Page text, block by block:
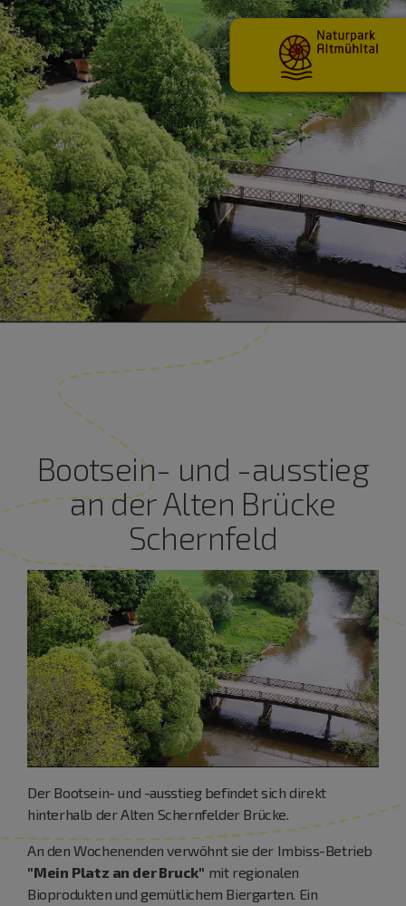
Bootsein- und -ausstieg
an der Alten Brücke
Schernfeld
Der Bootsein- und -ausstieg befindet sich direkt
hinterhalb der Alten Schernfelder Brücke.
An den Wochenenden verwöhnt sie der Imbiss-Betrieb
"Mein Platz an der Bruck" mit regionalen
Bioprodukten und gemütlichem Biergarten. Ein